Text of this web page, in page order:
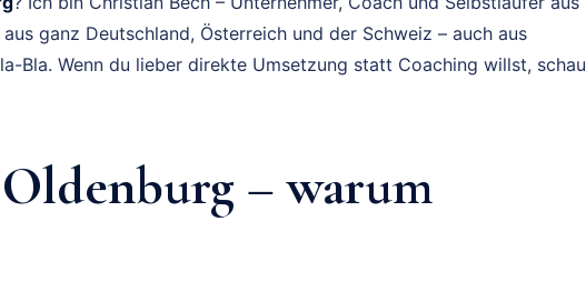
ganz Deutschland, Österreich und der Schweiz – auch aus
Bla. Wenn du lieber direkte Umsetzung statt Coaching willst, schau
– warum